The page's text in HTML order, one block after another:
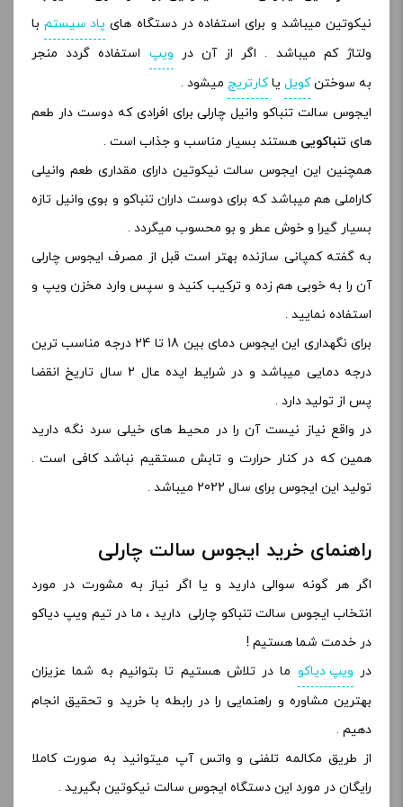
نیکوتین میباشد و برای استفاده در دستگاه های پاد سیستمبا
ولتاژ کم میباشد . اگر از آن در ویپ استفاده گردد منجر
به سوختنکویل یاکارتریج میشود .
ایجوس سالت تنباکو وانیل چارلی برای افرادی که دوست دار طعم
های تنباکویی هستند بسیار مناسب و جذاب است .
همچنین این ایجوس سالت نیکوتین دارای مقداری طعم وانیلی
کاراملی هم میباشد که برای دوست داران تنباکو و بوی وانیل تازه
بسیار گیرا و خوش عطر و بو محسوب میگردد .
به گفته کمپانی سازنده بهتر است قبل از مصرف ایجوس چارلی
آن را به خوبی هم زده و ترکیب کنید و سپس وارد مخزن ویپ و
استفاده نمایید .
برای نگهداری این ایجوس دمای بین 18 تا 24 درجه مناسب ترین
درجه دمایی میباشد و در شرایط ایده عال 2 سال تاریخ انقضا
پس از تولید دارد .
در واقع نیاز نیست آن را در محیط های خیلی سرد نگه دارید
همین که در کنار حرارت و تابش مستقیم نباشد کافی است .
تولید این ایجوس برای سال 2022 میباشد .
راهنمای خرید ایجوس سالت چارلی
اگر هر گونه سوالی دارید و یا اگر نیاز به مشورت در مورد
انتخاب ایجوس سالت تنباکو چارلی دارید ، ما در تیم ویپ دیاکو
در خدمت شما هستیم !
در ویپ دیاکو ما در تلاش هستیم تا بتوانیم به شما عزیزان
بهترین مشاوره و راهنمایی را در رابطه با خرید و تحقیق انجام
دهیم .
از طریق مکالمه تلفنی و واتس آپ میتوانید به صورت کاملا
رایگان در مورد این دستگاه ایجوس سالت نیکوتین بگیرید .